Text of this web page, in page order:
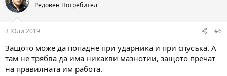
Редовен Потребител
3 Юли 2019 #6
Защото може да попадне при ударника и при спусъка. А
там не трябва да има никакви мазнотии, защото пречат
на правилната им работа.